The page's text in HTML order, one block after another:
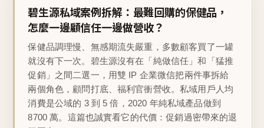
碧生源私域案例拆解：最難回購的保健品，
怎麼一邊顧信任一邊做營收？
保健品調理慢、無感期流失嚴重，多數顧客買了一罐
就沒有下一次。碧生源沒有在「純做信任」和「猛推
促銷」之間二選一，用雙 IP 企業微信把兩件事拆給
兩個角色，顧問打底、福利官衝營收。私域用戶人均
消費是公域的 3 到 5 倍，2020 年純私域產品做到
8700 萬。這篇也誠實看它的代價：促銷過密帶來的退